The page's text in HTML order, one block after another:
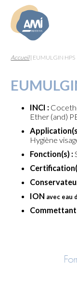
Accueil| EUMULGIN HPS
INCI :
Ether (and)
Hygiène
Fonction(s) :
ION avec eau
Commettant